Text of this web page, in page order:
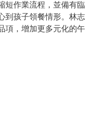
短作業流程，並備有臨
到孩子領餐情形。林志
項，增加更多元化的午